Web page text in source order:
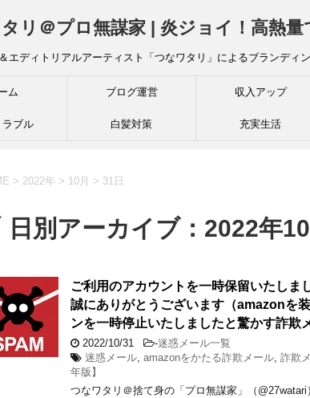
リ＠プロ無謀家 | 炎ジョイ！高熱量
エディトリアルアーティスト「つなワタリ」によるブランデ
ム ブログ運営 収入アップ
ラブル 白髪対策 充実生活
> 2022年 > 10月 > 31日
日別アーカイブ：2022年
ご利用のアカウントを一時保留いたしま
誠にありがとうございます（amazonを
ンを一時停止いたしましたと驚かす詐欺
2022/10/31 -迷惑メール一覧
迷惑メール, amazonをかたる詐欺メール, 詐欺
年版】
つなワタリ＠捨て身の「プロ無謀家」（